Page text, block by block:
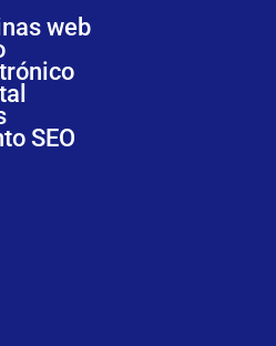
web
SEO